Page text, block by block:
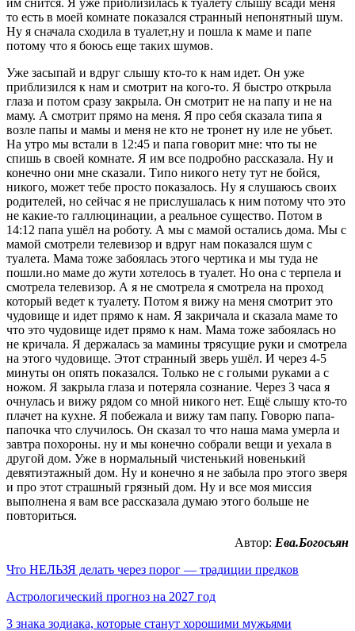
то есть в моей комнате показался странный непонятный шум.
Ну я сначала сходила в туалет,ну и пошла к маме и папе
потому что я боюсь еще таких шумов.
Уже засыпай и вдруг слышу кто-то к нам идет. Он уже
приблизился к нам и смотрит на кого-то. Я быстро открыла
глаза и потом сразу закрыла. Он смотрит не на папу и не на
маму. А смотрит прямо на меня. Я про себя сказала типа я
возле папы и мамы и меня не кто не тронет ну иле не убьет.
На утро мы встали в 12:45 и папа говорит мне: что ты не
спишь в своей комнате. Я им все подробно рассказала. Ну и
конечно они мне сказали. Типо никого нету тут не бойся,
никого, может тебе просто показалось. Ну я слушаюсь своих
родителей, но сейчас я не прислушалась к ним потому что это
не какие-то галлюцинации, а реальное существо. Потом в
14:12 папа ушёл на роботу. А мы с мамой остались дома. Мы с
мамой смотрели телевизор и вдруг нам показался шум с
туалета. Мама тоже забоялась этого чертика и мы туда не
пошли.но маме до жути хотелось в туалет. Но она с терпела и
смотрела телевизор. А я не смотрела я смотрела на проход
который ведет к туалету. Потом я вижу на меня смотрит это
чудовище и идет прямо к нам. Я закричала и сказала маме то
что это чудовище идет прямо к нам. Мама тоже забоялась но
не кричала. Я держалась за мамины трясущие руки и смотрела
на этого чудовище. Этот странный зверь ушёл. И через 4-5
минуты он опять показался. Только не с голыми руками а с
ножом. Я закрыла глаза и потеряла сознание. Через 3 часа я
очнулась и вижу рядом со мной никого нет. Ещё слышу кто-то
плачет на кухне. Я побежала и вижу там папу. Говорю папа-
папочка что случилось. Он сказал то что наша мама умерла и
завтра похороны. ну и мы конечно собрали вещи и уехала в
другой дом. Уже в нормальный чистенький новенький
девятиэтажный дом. Ну и конечно я не забыла про этого зверя
и про этот страшный грязный дом. Ну и все моя миссия
выполнена я вам все рассказала думаю этого больше не
повториться.
Автор: Ева.Богосьян
Что НЕЛЬЗЯ делать через порог — традиции предков
Астрологический прогноз на 2027 год
3 знака зодиака, которые станут хорошими мужьями